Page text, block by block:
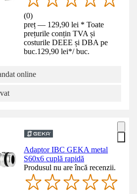
(0)
preț — 129,90 lei * Toate
prețurile conțin TVA și
costurile DEEE și DBA pe
buc.129,90 lei*/ buc.
online
Adaptor IBC GEKA metal
S60x6 cuplă rapidă
Produsul nu are încă recenzii.